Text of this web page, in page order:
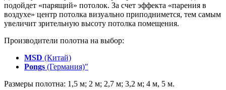
подойдет «парящий» потолок. За счет эффекта «парения в
воздухе» центр потолка визуально приподнимется, тем самым
увеличит зрительную высоту потолка помещения.
Производители полотна на выбор:
MSD (Китай)
Pongs (Германия)"
Размеры полотна: 1,5 м; 2 м; 2,7 м; 3,2 м; 4 м, 5 м.